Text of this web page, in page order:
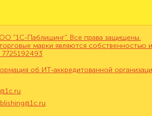
"1С-Паблишинг". Все права защищены.
марки являются собственностью
об ИТ-аккредитованной